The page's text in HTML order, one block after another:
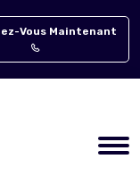
Vous Maintenant